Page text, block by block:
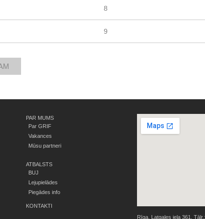
8
9
PAR MUMS
Par GRIF
Vakances
Mūsu partneri
ATBALSTS
BUJ
Lejupielādes
Piegādes info
KONTAKTI
Rīga, Latgales iela 361, Tālr.: